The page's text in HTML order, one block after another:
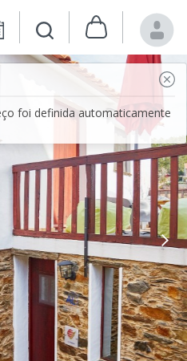
foi definida automaticamente